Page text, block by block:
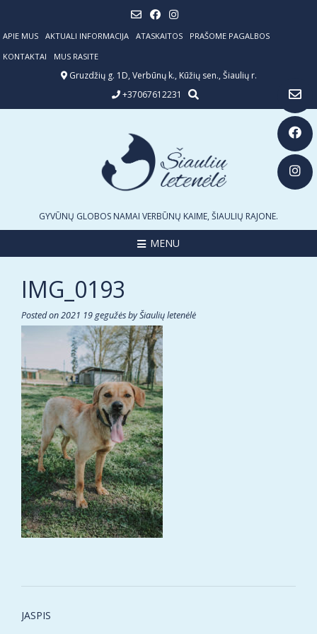
content
APIE MUS AKTUALI INFORMACIJA ATASKAITOS
PRAŠOME PAGALBOS
KONTAKTAI
MUS RASITE
Gruzdžių g. 1D, Verbūnų k., Kūžių sen., Šiaulių r.
+37067612231
GYVŪNŲ GLOBOS NAMAI VERBŪNŲ KAIME, ŠIAULIŲ RAJONE.
MENU
IMG_0193
Posted on2021 19 gegužėsbyŠiaulių letenėlė
Post
JASPIS